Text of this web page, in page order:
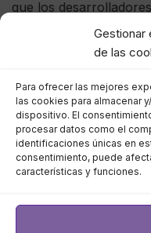
Gestionar
de las
Para ofrecer las mejores
las cookies para almacenar
dispositivo. El
procesar datos como el
identificaciones únicas en
consentimiento, puede
características y funciones.
que los
terceros innoven
innovadoras sin
individuales del
Soluciones
económicas
Como ejemplo, hay